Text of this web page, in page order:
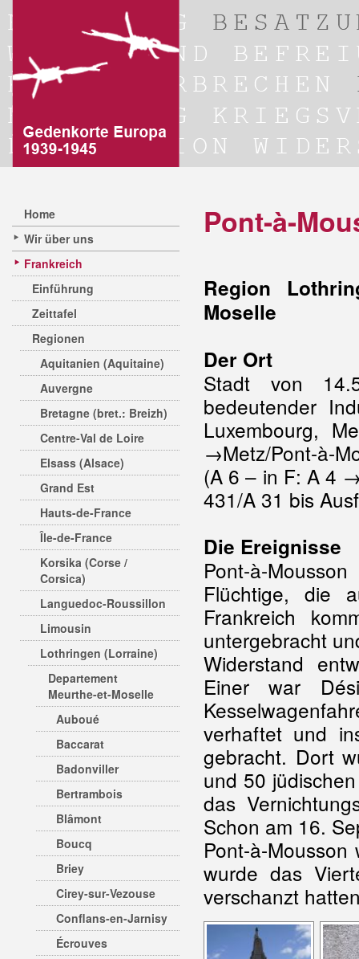
Home
Wir über uns
Frankreich
Einführung
Zeittafel
Regionen
Aquitanien (Aquitaine)
Auvergne
Bretagne (bret.: Breizh)
Centre-Val de Loire
Elsass (Alsace)
Grand Est
Hauts-de-France
Île-de-France
Korsika (Corse /
Corsica)
Languedoc-Roussillon
Limousin
Lothringen (Lorraine)
Departement
Meurthe-et-Moselle
Auboué
Baccarat
Badonviller
Bertrambois
Blâmont
Boucq
Briey
Cirey-sur-Vezouse
Conflans-en-Jarnisy
Écrouves
Pont-à-
Region
Moselle
Der Ort
Stadt von
bedeutender
Luxembourg,
→Metz/Pont-à-
(A 6 – in F: A 4
431/A 31 bis
Die Ereignisse
Pont-à-
Flüchtige, die
Frankreich
untergebracht
Widerstand
Einer war
verhaftet und
gebracht. Dort
und 50
das
Schon am 16.
Pont-à-
wurde das
verschanzt